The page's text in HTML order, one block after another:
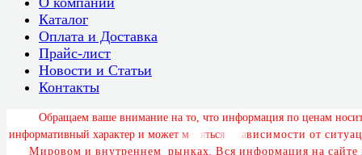
Каталог
Оплата и Доставка
Прайс-лист
Новости и Статьи
Контакты
Обращаем ваше внимание на то, что информация по ценам носи
информативный характер и может м няться зависимости от си туац
Мировом и внутреннем рынках. Вся информация на сайте